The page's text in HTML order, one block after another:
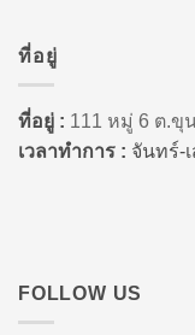
ที่อยู่
ที่อยู่ : 111 หมู่ 6 ต.ขุ
เวลาทำการ : จันทร์-
FOLLOW US